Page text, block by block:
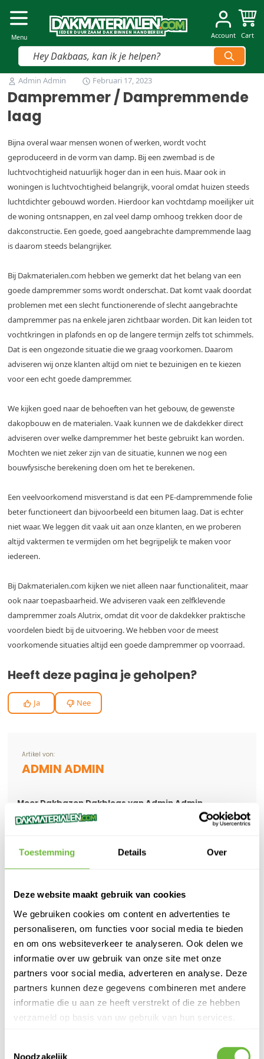
Toestemming Details Over
Deze website maakt gebruik van cookies
We gebruiken cookies om content en advertenties te
personaliseren, om functies voor social media te bieden
en om ons websiteverkeer te analyseren. Ook delen we
informatie over uw gebruik van onze site met onze
partners voor social media, adverteren en analyse. Deze
partners kunnen deze gegevens combineren met andere
informatie die u aan ze heeft verstrekt of die ze hebben
verzameld op basis van uw gebruik van hun services.
Noodzakelijk
IEDERDUURZ AAMDAKB INNENHANDBEREIK
IEDERDUURZ AAMDAKB INNENHANDBEREIK
Dakmaterialen.com
Vind snel jouw product
Account Cart
Menu
Ga naar de inhoud
Admin Admin Februari 17, 2023
Dampremmer / Dampremmende
laag
Bijna overal waar mensen wonen of werken, wordt vocht
geproduceerd in de vorm van damp. Bij een zwembad is de
luchtvochtigheid natuurlijk hoger dan in een huis. Maar ook in
woningen is luchtvochtigheid belangrijk, vooral omdat huizen steeds
luchtdichter gebouwd worden. Hierdoor kan vochtdamp moeilijker uit
de woning ontsnappen, en zal veel damp omhoog trekken door de
dakconstructie. Een goede, goed aangebrachte dampremmende laag
is daarom steeds belangrijker.
Bij Dakmaterialen.com hebben we gemerkt dat het belang van een
goede dampremmer soms wordt onderschat. Dat komt vaak doordat
problemen met een slecht functionerende of slecht aangebrachte
dampremmer pas na enkele jaren zichtbaar worden. Dit kan leiden tot
vochtkringen in plafonds en op de langere termijn zelfs tot schimmels.
Dat is een ongezonde situatie die we graag voorkomen. Daarom
adviseren wij onze klanten altijd om niet te bezuinigen en te kiezen
voor een echt goede dampremmer.
We kijken goed naar de behoeften van het gebouw, de gewenste
dakopbouw en de materialen. Vaak kunnen we de dakdekker direct
adviseren over welke dampremmer het beste gebruikt kan worden.
Mochten we niet zeker zijn van de situatie, kunnen we nog een
bouwfysische berekening doen om het te berekenen.
Een veelvoorkomend misverstand is dat een PE-dampremmende folie
beter functioneert dan bijvoorbeeld een bitumen laag. Dat is echter
niet waar. We leggen dit vaak uit aan onze klanten, en we proberen
altijd vaktermen te vermijden om het begrijpelijk te maken voor
iedereen.
Bij Dakmaterialen.com kijken we niet alleen naar functionaliteit, maar
ook naar toepasbaarheid. We adviseren vaak een zelfklevende
dampremmer zoals Alutrix, omdat dit voor de dakdekker praktische
voordelen biedt bij de uitvoering. We hebben voor de meest
voorkomende situaties altijd een goede dampremmer op voorraad.
Heeft deze pagina je geholpen?
Ja Nee
Artikel von:
ADMIN ADMIN
Meer Dakbazen Dakblogs van Admin Admin
> Subsidie voor dakisolatie in 2026: zo haal je het maximale eruit
> Fento - Kniebeschermers
GERELATEERDE PRODUCTEN